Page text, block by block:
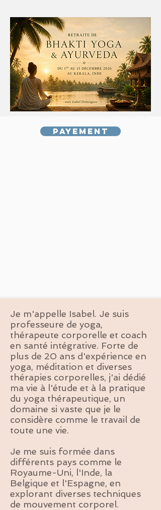
Payement
Je m'appelle Isabel. Je suis
professeure de yoga,
thérapeute corporelle et coach
en santé intégrative. Forte de
plus de 20 ans d'expérience en
yoga, méditation et diverses
thérapies corporelles, j'ai dédié
ma vie à l'étude et à la pratique
du yoga thérapeutique, un
domaine si vaste que je le
considère comme le travail de
toute une vie.
Je me suis formée dans
différents pays comme le
Royaume-Uni, l'Inde, la
Belgique et l'Espagne, en
explorant diverses techniques
de mouvement corporel.